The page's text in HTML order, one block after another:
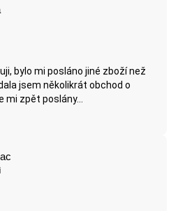
bylo mi posláno jiné zboží než
jsem několikrát obchod o
zpět poslány...